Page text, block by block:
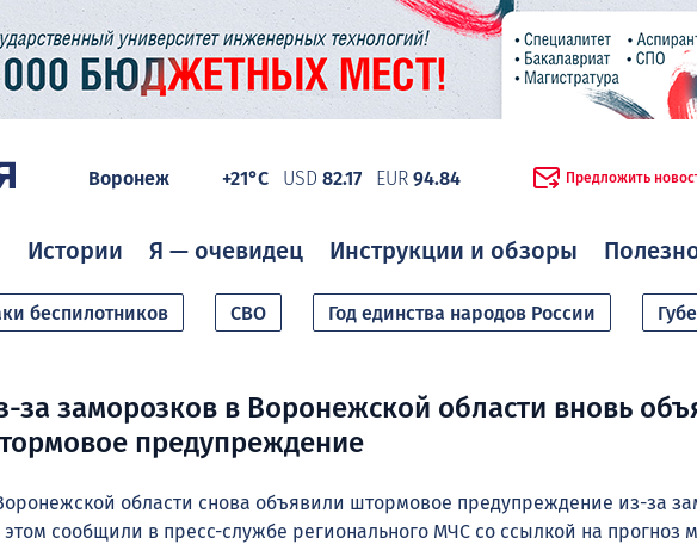
Воронеж +21°C USD 82.17 EUR 94.84 Предложить
Истории Я — очевидец Инструкции и обзоры
беспилотников СВО Год единства народов России
за заморозков в Воронежской области вновь
предупреждение
области снова объявили штормовое предупреждение из-за
сообщили в пресс-службе регионального МЧС со ссылкой на прогноз